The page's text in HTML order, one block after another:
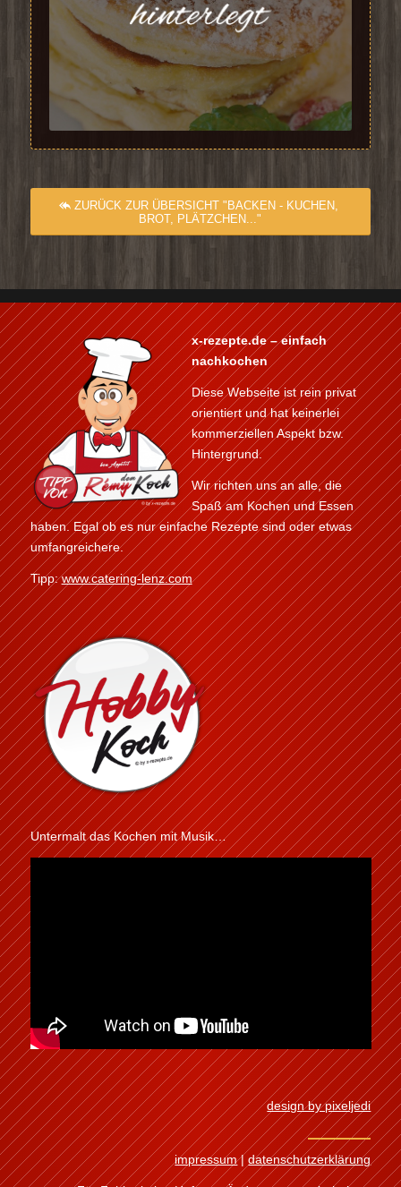
ZURÜCK ZUR ÜBERSICHT "BACKEN - KUCHEN,
BROT, PLÄTZCHEN..."
x-rezepte.de – einfach
nachkochen
Diese Webseite ist rein privat
orientiert und hat keinerlei
kommerziellen Aspekt bzw.
Hintergrund.
Wir richten uns an alle, die
Spaß am Kochen und Essen
haben. Egal ob es nur einfache Rezepte sind oder etwas
umfangreichere.
Tipp:www.catering-lenz.com
Untermalt das Kochen mit Musik…
design by pixeljedi
impressum|datenschutzerklärung